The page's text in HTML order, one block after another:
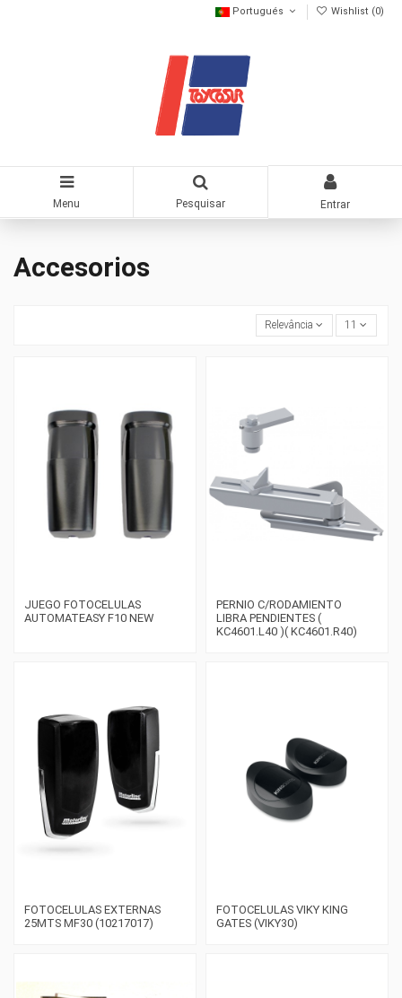
Portugués Wishlist (0)
Menu Pesquisar Entrar
Accesorios
Relevância 11
JUEGO FOTOCELULAS
AUTOMATEASY F10 NEW
PERNIO C/RODAMIENTO
LIBRA PENDIENTES (
KC4601.L40 )( KC4601.R40)
FOTOCELULAS EXTERNAS
25MTS MF30 (10217017)
FOTOCELULAS VIKY KING
GATES (VIKY30)